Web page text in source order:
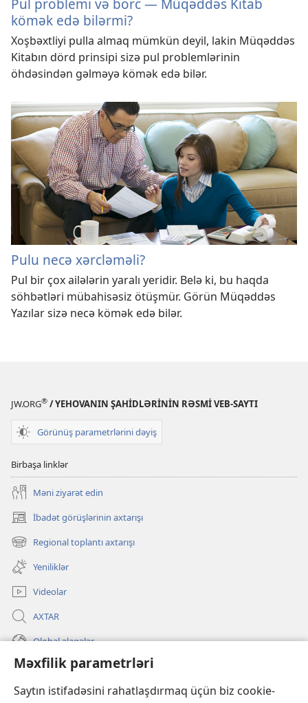
Məxfilik parametrləri
Saytın istifadəsini rahatlaşdırmaq üçün biz cookie-
Pul problemi və borc — Müqəddəs Kitab
kömək edə bilərmi?
Xoşbəxtliyi pulla almaq mümkün deyil, lakin Müqəddəs
Kitabın dörd prinsipi sizə pul problemlərinin
öhdəsindən gəlməyə kömək edə bilər.
Pulu necə xərcləməli?
Pul bir çox ailələrin yaralı yeridir. Belə ki, bu haqda
söhbətləri mübahisəsiz ötüşmür. Görün Müqəddəs
Yazılar sizə necə kömək edə bilər.
JW.ORG® / YEHOVANIN ŞAHİDLƏRİNİN RƏSMİ VEB-SAYTI
Görünüş parametrlərini dəyiş
Birbaşa linklər
Məni ziyarət edin
İbadət görüşlərinin axtarışı
(yeni
pəncərə
açılır)
Regional toplantı axtarışı
(yeni
pəncərə
açılır)
Yeniliklər
Videolar
AXTAR
Qlobal əlaqələr
KÖMƏK